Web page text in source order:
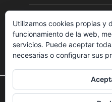
Utilizamos cookies para
nuestra web.
Utilizamos cookies propias y
funcionamiento de la web,
servicios. Puede aceptar
necesarias o configurar sus